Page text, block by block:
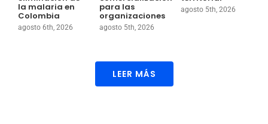
la malaria en
Colombia
agosto 6th, 2026
para las
organizaciones
agosto 5th, 2026
agosto 5th, 2026
LEER MÁS